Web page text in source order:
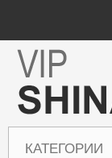
КАТЕГОРИИ